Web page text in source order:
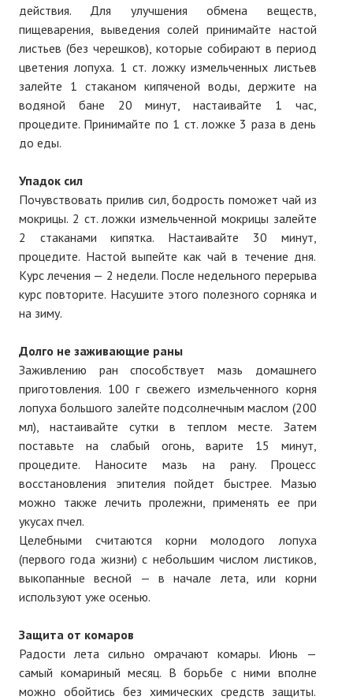
2026 г.
№ 1
№ 2
№ 3
№ 4
№ 6
№ 7
КНИГИ
Страница поиска
Новые книги
Е. Богатырев «Повесть об олимпийском характере»
В. Щагин «Мяч и время»
ПОДПИСКА
Наложенный платеж
Подписка 2026
Подписка онлайн на печатную версию
ТАКОВА СПОРТИВНАЯ ЖИЗНЬ
КОНТАКТЫ
действия. Для улучшения обмена веществ,
пищеварения, выведения солей принимайте настой
листьев (без черешков), которые собирают в период
цветения лопуха. 1 ст. ложку измельченных листьев
залейте 1 стаканом кипяченой воды, держите на
водяной бане 20 минут, настаивайте 1 час,
процедите. Принимайте по 1 ст. ложке 3 раза в день
до еды.
Упадок сил
Почувствовать прилив сил, бодрость поможет чай из
мокрицы. 2 ст. ложки измельченной мокрицы залейте
2 стаканами кипятка. Настаивайте 30 минут,
процедите. Настой выпейте как чай в течение дня.
Курс лечения — 2 недели. После недельного перерыва
курс повторите. Насушите этого полезного сорняка и
на зиму.
Долго не заживающие раны
Заживлению ран способствует мазь домашнего
приготовления. 100 г свежего измельченного корня
лопуха большого залейте подсолнечным маслом (200
мл), настаивайте сутки в теплом месте. Затем
поставьте на слабый огонь, варите 15 минут,
процедите. Наносите мазь на рану. Процесс
восстановления эпителия пойдет быстрее. Мазью
можно также лечить пролежни, применять ее при
укусах пчел.
Целебными считаются корни молодого лопуха
(первого года жизни) с небольшим числом листиков,
выкопанные весной — в начале лета, или корни
используют уже осенью.
Защита от комаров
Радости лета сильно омрачают комары. Июнь —
самый комариный месяц. В борьбе с ними вполне
можно обойтись без химических средств защиты.